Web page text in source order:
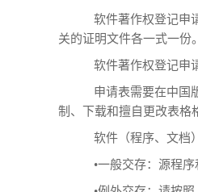
软件著作权登记申
关的证明文件各一式一份
软件著作权登记申
申请表需要在中国
制、下载和擅自更改表格
软件（程序、文档
•一般交存：源程序